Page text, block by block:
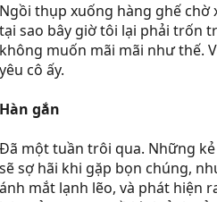
Ngồi thụp xuống hàng ghế chờ
tại sao bây giờ tôi lại phải trốn
không muốn mãi mãi như thế.
yêu cô ấy.
Hàn gắn
Đã một tuần trôi qua. Những
sẽ sợ hãi khi gặp bọn chúng,
ánh mắt lạnh lẽo, và phát hiện